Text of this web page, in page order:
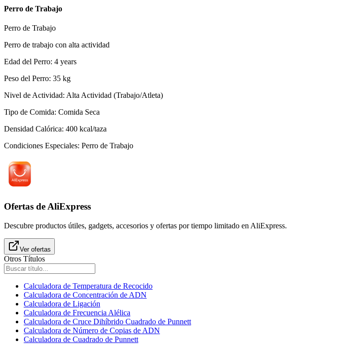
Perro de Trabajo
Perro de Trabajo
Perro de trabajo con alta actividad
Edad del Perro: 4 years
Peso del Perro: 35 kg
Nivel de Actividad: Alta Actividad (Trabajo/Atleta)
Tipo de Comida: Comida Seca
Densidad Calórica: 400 kcal/taza
Condiciones Especiales: Perro de Trabajo
Ofertas de AliExpress
Descubre productos útiles, gadgets, accesorios y ofertas por tiempo limitado en AliExpress.
Ver ofertas
Otros Títulos
Calculadora de Temperatura de Recocido
Calculadora de Concentración de ADN
Calculadora de Ligación
Calculadora de Frecuencia Alélica
Calculadora de Cruce Dihíbrido Cuadrado de Punnett
Calculadora de Número de Copias de ADN
Calculadora de Cuadrado de Punnett